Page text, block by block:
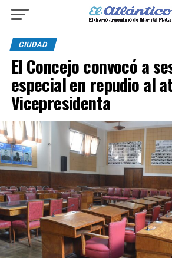
CIUDAD
El Concejo convocó a
especial en repudio al
Vicepresidenta